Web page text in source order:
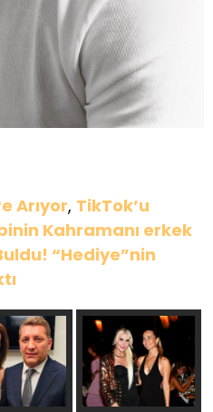
Arıyor, TikTok’u
Kahramanı erkek
“Hediye”nin